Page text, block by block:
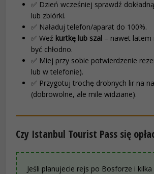
✅ Dzień wcześniej sprawdź
lub zbiórki.
✅ Naładuj telefon/aparat do 100%.
✅ Weź kurtkę lub szal – nawet
być chłodno.
✅ Miej przy sobie potwierdzenie
lub w telefonie).
✅ Przygotuj trochę drobnych lir na
(dobrowolne, ale mile widziane).
Czy Istanbul Tourist Pass się
Jeśli planujecie rejs po Bosforze i kilka